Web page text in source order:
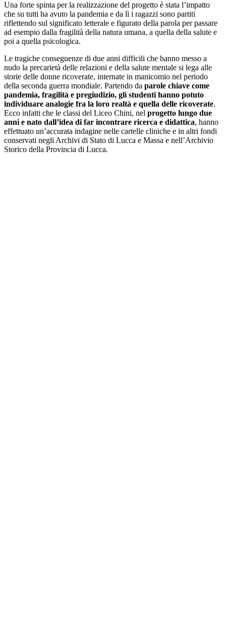
Una forte spinta per la realizzazione del progetto è stata l’impatto
che su tutti ha avuto la pandemia e da lì i ragazzi sono partiti
riflettendo sul significato letterale e figurato della parola per passare
ad esempio dalla fragilità della natura umana, a quella della salute e
poi a quella psicologica.
Le tragiche conseguenze di due anni difficili che hanno messo a
nudo la precarietà delle relazioni e della salute mentale si lega alle
storie delle donne ricoverate, internate in manicomio nel periodo
della seconda guerra mondiale. Partendo da parole chiave come
pandemia, fragilità e pregiudizio, gli studenti hanno potuto
individuare analogie fra la loro realtà e quella delle ricoverate.
Ecco infatti che le classi del Liceo Chini, nel progetto lungo due
anni e nato dall’idea di far incontrare ricerca e didattica, hanno
effettuato un’accurata indagine nelle cartelle cliniche e in altri fondi
conservati negli Archivi di Stato di Lucca e Massa e nell’Archivio
Storico della Provincia di Lucca.